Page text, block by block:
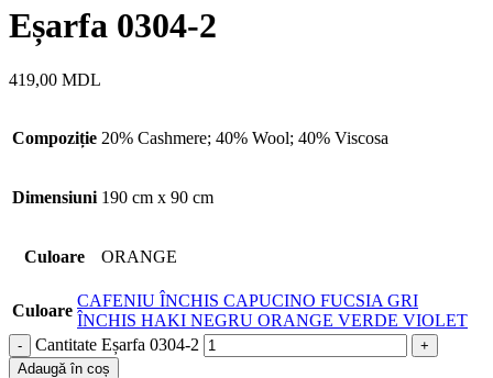
Eșarfa 0304-2
419,00 MDL
Compoziție 20% Cashmere; 40% Wool; 40% Viscosa
Dimensiuni 190 cm x 90 cm
Culoare ORANGE
Culoare
CAFENIU ÎNCHIS CAPUCINO FUCSIA GRI
ÎNCHIS HAKI NEGRU ORANGE VERDE VIOLET
Cantitate Eșarfa 0304-2
Adaugă în coș